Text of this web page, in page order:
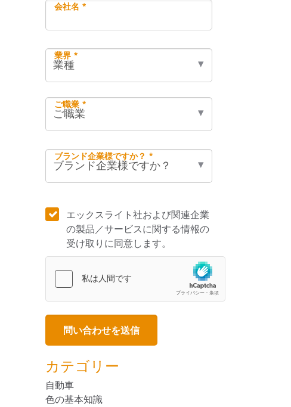
会社名 *
業界 *
ご職業 *
ブランド企業様ですか？ *
エックスライト社および関連企業
の製品／サービスに関する情報の
受け取りに同意します。
カテゴリー
自動車
色の基本知識